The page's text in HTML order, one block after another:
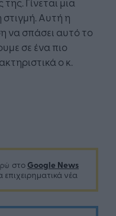
Αυτή η
να σπάσει αυτό το
σε ένα πιο
ο κ.
στο Google News
νέα